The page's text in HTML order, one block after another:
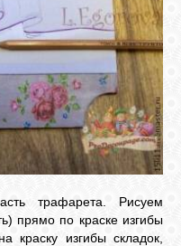
трафарета. Рисуем
прямо по краске изгибы
краску изгибы складок,